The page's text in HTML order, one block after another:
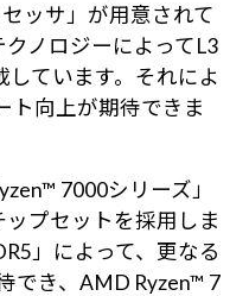
ッサ」が用意されて
ノロジーによってL3
ています。それによ
ト向上が期待できま
7000シリーズ」
プセットを採用しま
」によって、更なる
でき、AMD Ryzen™ 7